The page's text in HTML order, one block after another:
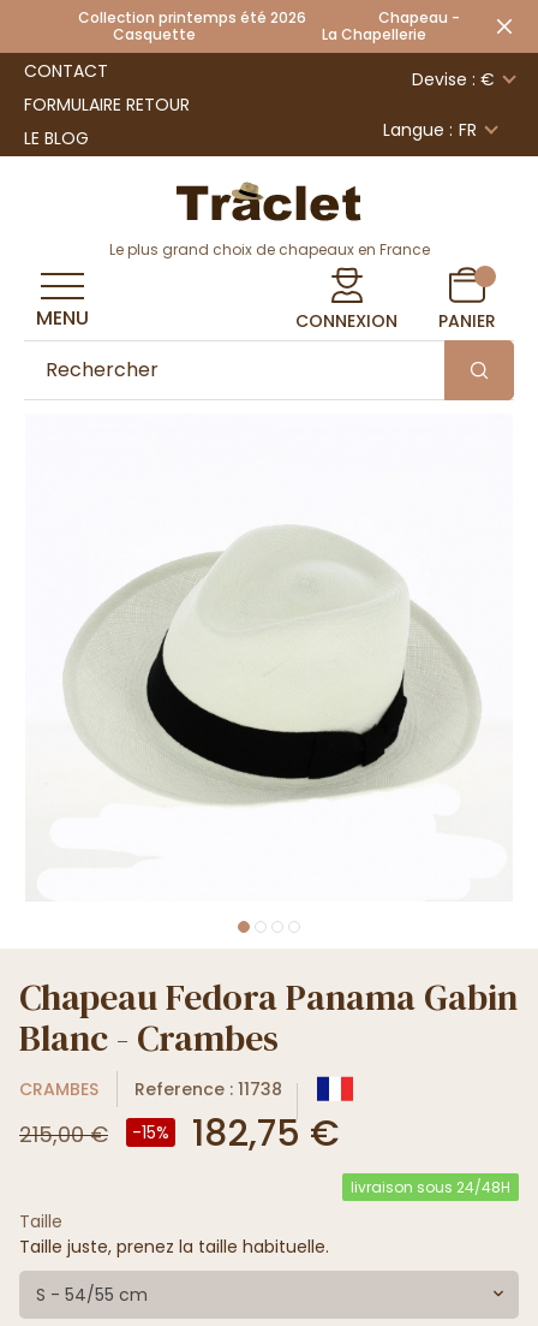
Collection printemps été 2026 Chapeau -
Casquette La Chapellerie
CONTACT
FORMULAIRE RETOUR
LE BLOG
Devise : €
Langue : FR
Le plus grand choix de chapeaux en France
CONNEXION PANIER
MENU
Chapeau Fedora Panama Gabin
Blanc - Crambes
CRAMBES Reference : 11738
215,00 € -15% 182,75 €
livraison sous 24/48H
Taille
Taille juste, prenez la taille habituelle.
S - 54/55 cm